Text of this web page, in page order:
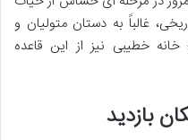
غالباً به دستان متولیان و
خطیبی نیز از این قاعده
بازدید